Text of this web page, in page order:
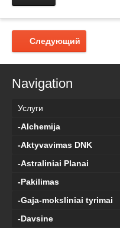
Следующий
Navigation
Услуги
-Alchemija
-Aktyvavimas DNK
-Astraliniai Planai
-Pakilimas
-Gaja-moksliniai tyrimai
-Davsine